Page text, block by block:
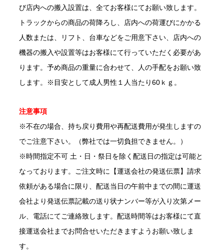
び店内への搬入設置は、全てお客様にてお願い致します。
トラックからの商品の荷降ろし、店内への荷運びにかかる
人数または、リフト、台車などをご用意下さい、店内への
機器の搬入や設置等はお客様にて行っていただく必要があ
ります。予め商品の重量に合わせて、人の手配をお願い致
します。※目安として成人男性１人当たり60ｋｇ。
注意事項
※不在の場合、持ち戻り費用や再配送費用が発生しますの
でご注意下さい。（弊社では一切負担できません。）
※時間指定不可 土・日・祭日を除く配送日の指定は可能と
なっております。ご注文時に【運送会社の発送伝票】請求
依頼がある場合に限り、配送当日の午前中までの間に運送
会社より発送伝票記載の送り状ナンバー等が入り次第メー
ル、電話にてご連絡致します。配送時間等はお客様にて直
接運送会社までお問合せいただきますようお願い致しま
す。